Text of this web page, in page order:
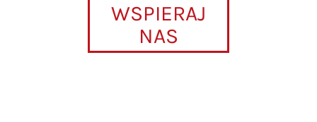
WSPIERAJ
NAS